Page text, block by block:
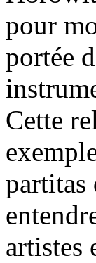
pour
portée
Cette
partitas
artistes